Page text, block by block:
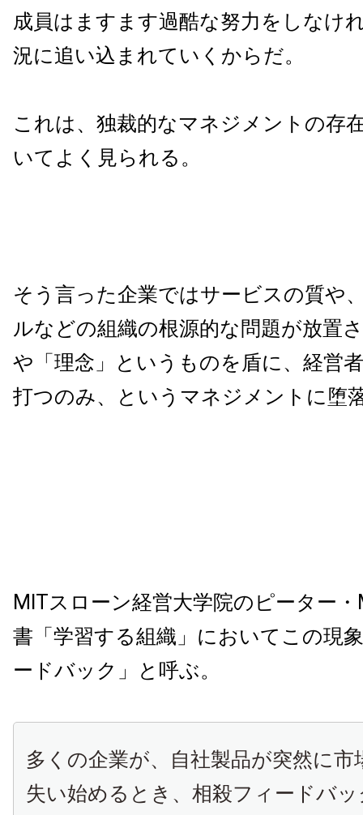
成員はますます過酷な努力をしなけ
況に追い込まれていくからだ。
これは、独裁的なマネジメントの存
いてよく見られる。
そう言った企業ではサービスの質や
ルなどの組織の根源的な問題が放置
や「理念」というものを盾に、経営
打つのみ、というマネジメントに堕
MITスローン経営大学院のピーター
書「学習する組織」においてこの現
ードバック」と呼ぶ。
多くの企業が、自社製品が突然に市
失い始めるとき、相殺フィードバ